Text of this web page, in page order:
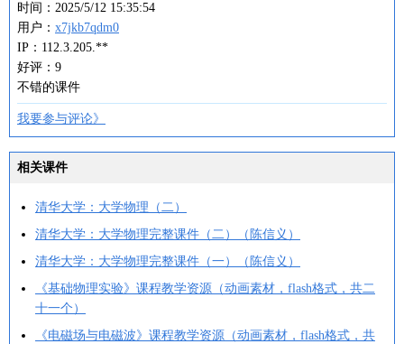
时间：2025/5/12 15:35:54
用户： x7jkb7qdm0
IP：112.3.205.**
好评：9
不错的课件
我要参与评论》
相关课件
清华大学：大学物理（二）
清华大学：大学物理完整课件（二）（陈信义）
清华大学：大学物理完整课件（一）（陈信义）
《基础物理实验》课程教学资源（动画素材，flash格式，共二
十一个）
《电磁场与电磁波》课程教学资源（动画素材，flash格式，共